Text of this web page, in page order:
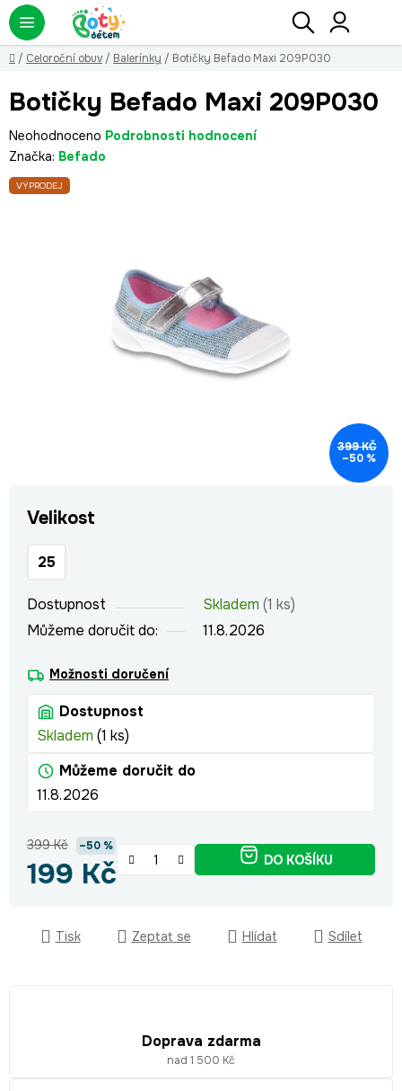
Přejít
na
obsah
Hledat
Domů
/ Celoroční obuv / Balerínky / Botičky Befado Maxi 209P030
Velikost
25
Dostupnost Skladem (1 ks)
Můžeme doručit do:
11.8.2026
Možnosti doručení
Dostupnost
Skladem (1 ks)
Můžeme doručit do
11.8.2026
399 Kč –50 %
199 Kč DO KOŠÍKU
Tisk Zeptat se Hlídat Sdílet
Botičky Befado Maxi 209P030
Průměrné
hodnocení
produktu
je
Neohodnoceno Podrobnosti hodnocení
Značka: Befado
VÝPRODEJ
399 KČ
–50 %
Doprava zdarma
nad 1 500 Kč